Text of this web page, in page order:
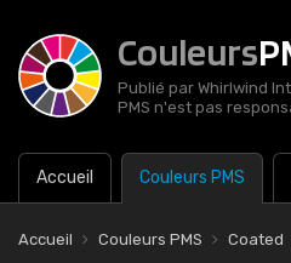
Couleurs
Publié par Whirlwind
PMS n'est pas
Accueil Couleurs PMS
Accueil Couleurs PMS Coated